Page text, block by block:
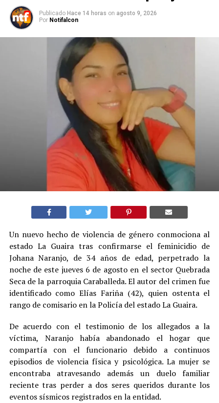
Publicado Hace 14 horas on agosto 9, 2026
Por Notifalcon
Un nuevo hecho de violencia de género conmociona al
estado La Guaira tras confirmarse el feminicidio de
Johana Naranjo, de 34 años de edad, perpetrado la
noche de este jueves 6 de agosto en el sector Quebrada
Seca de la parroquia Caraballeda. El autor del crimen fue
identificado como Elías Fariña (42), quien ostenta el
rango de comisario en la Policía del estado La Guaira.
De acuerdo con el testimonio de los allegados a la
víctima, Naranjo había abandonado el hogar que
compartía con el funcionario debido a continuos
episodios de violencia física y psicológica. La mujer se
encontraba atravesando además un duelo familiar
reciente tras perder a dos seres queridos durante los
eventos sísmicos registrados en la entidad.